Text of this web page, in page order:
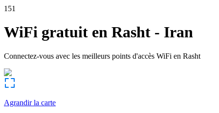
151
WiFi gratuit en Rasht - Iran
Connectez-vous avec les meilleurs points d'accès WiFi en Rasht
Agrandir la carte